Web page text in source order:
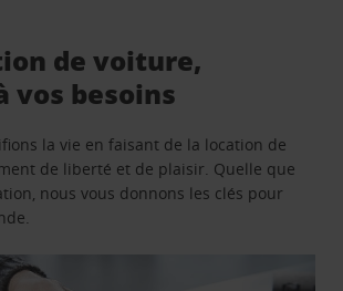
de voiture,
vos besoins
la vie en faisant de la location de
de liberté et de plaisir. Quelle que
nous vous donnons les clés pour